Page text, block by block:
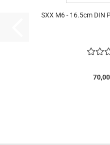
SXX M6 - 16.5cm DIN